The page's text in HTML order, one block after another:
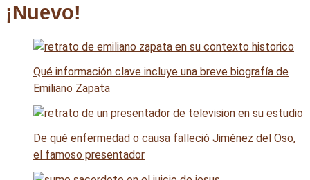
¡Nuevo!
Qué información clave incluye una breve biografía de
Emiliano Zapata
De qué enfermedad o causa falleció Jiménez del Oso,
el famoso presentador